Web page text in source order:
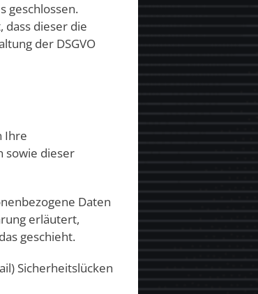
geschlossen.
dieser die
der DSGVO
Ihre
sowie dieser
Daten
erläutert,
geschieht.
Sicherheitslücken